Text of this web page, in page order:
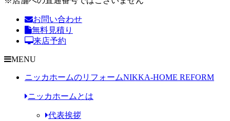
お問い合わせ
無料見積り
来店予約
MENU
ニッカホームのリフォームNIKKA-HOME REFORM
ニッカホームとは
代表挨拶